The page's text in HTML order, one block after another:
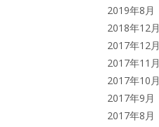
2019年8月
2018年12月
2017年12月
2017年11月
2017年10月
2017年9月
2017年8月